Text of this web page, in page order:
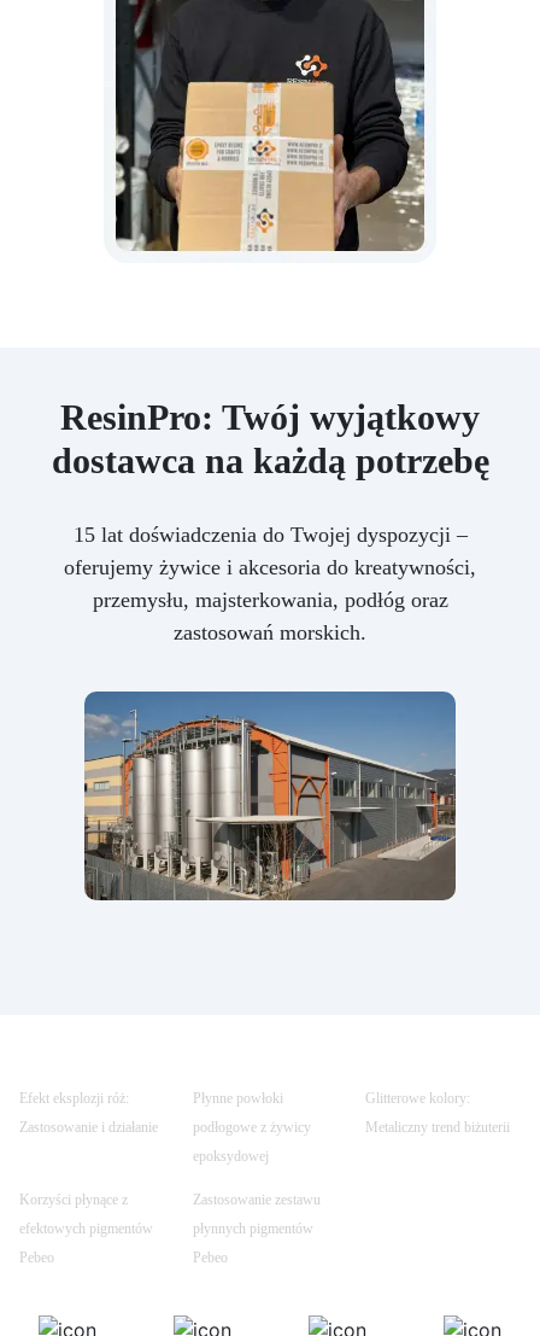
ResinPro: Twój wyjątkowy
dostawca na każdą potrzebę
15 lat doświadczenia do Twojej dyspozycji –
oferujemy żywice i akcesoria do kreatywności,
przemysłu, majsterkowania, podłóg oraz
zastosowań morskich.
Efekt eksplozji róż:
Zastosowanie i działanie
Płynne powłoki
podłogowe z żywicy
epoksydowej
Glitterowe kolory:
Metaliczny trend biżuterii
Korzyści płynące z
efektowych pigmentów
Pebeo
Zastosowanie zestawu
płynnych pigmentów
Pebeo